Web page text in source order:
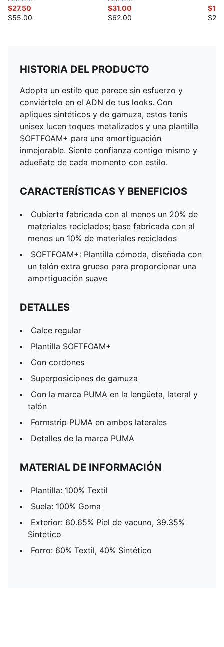
$27.50
$55.00
$31.00
$62.00
HISTORIA DEL PRODUCTO
Adopta un estilo que parece sin esfuerzo y
conviértelo en el ADN de tus looks. Con
apliques sintéticos y de gamuza, estos tenis
unisex lucen toques metalizados y una plantilla
SOFTFOAM+ para una amortiguación
inmejorable. Siente confianza contigo mismo y
adueñate de cada momento con estilo.
CARACTERÍSTICAS Y BENEFICIOS
Cubierta fabricada con al menos un 20% de
materiales reciclados; base fabricada con al
menos un 10% de materiales reciclados
SOFTFOAM+: Plantilla cómoda, diseñada con
un talón extra grueso para proporcionar una
amortiguación suave
DETALLES
Calce regular
Plantilla SOFTFOAM+
Con cordones
Superposiciones de gamuza
Con la marca PUMA en la lengüeta, lateral y
talón
Formstrip PUMA en ambos laterales
Detalles de la marca PUMA
MATERIAL DE INFORMACIÓN
Plantilla: 100% Textil
Suela: 100% Goma
Exterior: 60.65% Piel de vacuno, 39.35%
Sintético
Forro: 60% Textil, 40% Sintético